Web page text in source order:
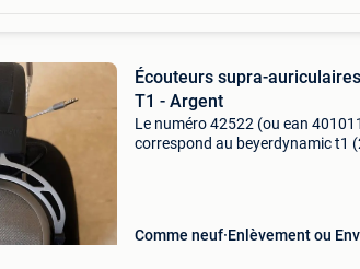
Écouteurs supra-
T1 - Argent
Le numéro 42522 (ou ean
correspond au beyerdynamic t1
Comme neuf Enlèvement ou